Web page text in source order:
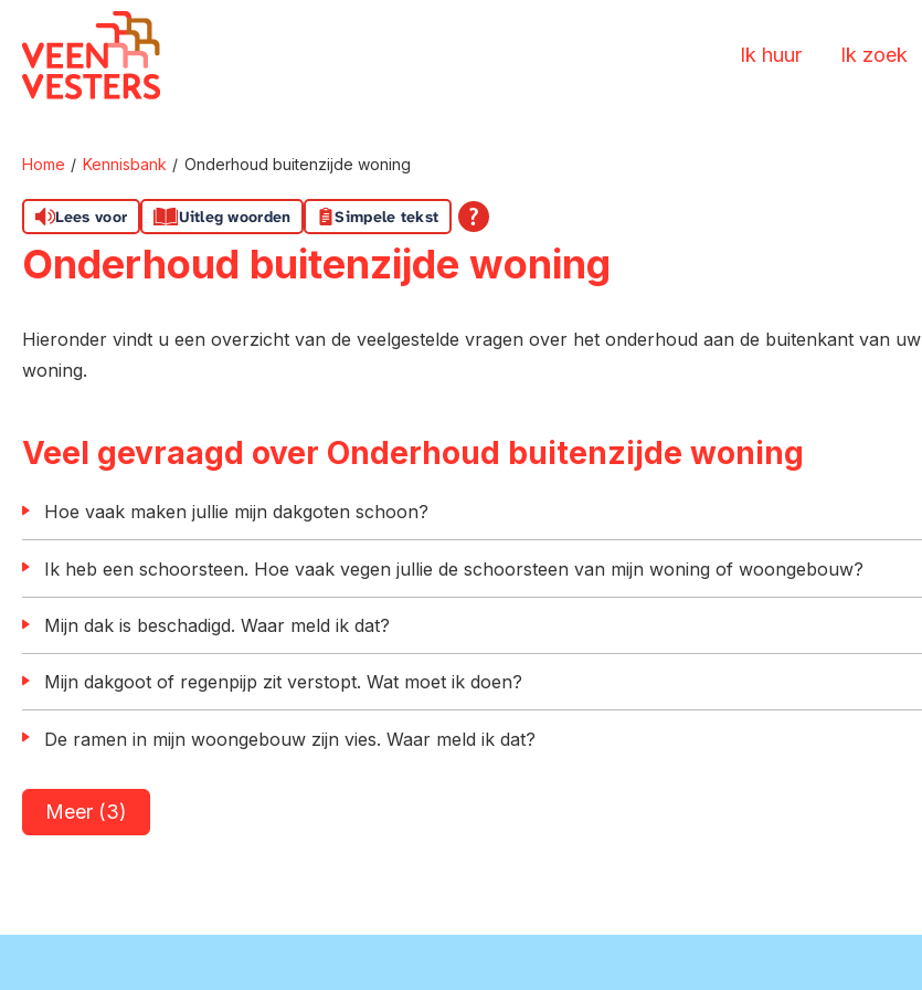
Naar hoofdinhoud
Naar hoofdnavigatiemenu
Naar zoeken
Naar de homepage
Ik huur Ik zoek
Home Kennisbank Onderhoud buitenzijde woning
Lees voor Uitleg woorden Simpele tekst
Onderhoud buitenzijde woning
Hieronder vindt u een overzicht van de veelgestelde vragen over het onderhoud aan de buitenkant van uw
woning.
Veel gevraagd over Onderhoud buitenzijde woning
Hoe vaak maken jullie mijn dakgoten schoon?
Ik heb een schoorsteen. Hoe vaak vegen jullie de schoorsteen van mijn woning of woongebouw?
Mijn dak is beschadigd. Waar meld ik dat?
Mijn dakgoot of regenpijp zit verstopt. Wat moet ik doen?
De ramen in mijn woongebouw zijn vies. Waar meld ik dat?
Meer (3)